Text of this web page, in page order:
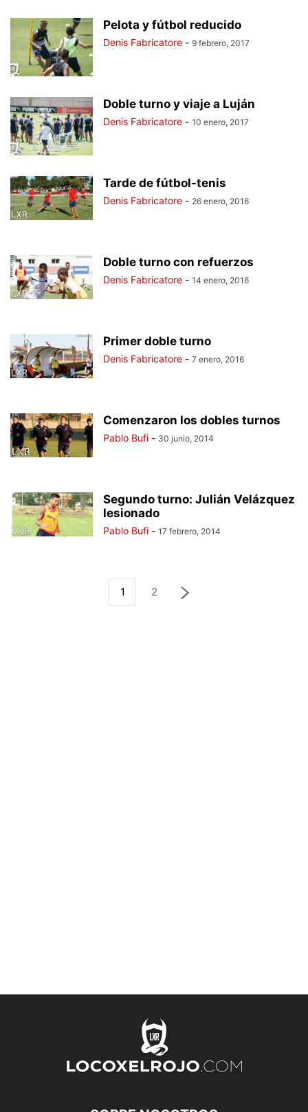
Pelota y fútbol reducido
Denis Fabricatore - 9 febrero, 2017
Doble turno y viaje a Luján
Denis Fabricatore - 10 enero, 2017
Tarde de fútbol-tenis
Denis Fabricatore - 26 enero, 2016
Doble turno con refuerzos
Denis Fabricatore - 14 enero, 2016
Primer doble turno
Denis Fabricatore - 7 enero, 2016
Comenzaron los dobles turnos
Pablo Bufi - 30 junio, 2014
Segundo turno: Julián Velázquez
lesionado
Pablo Bufi - 17 febrero, 2014
1 2